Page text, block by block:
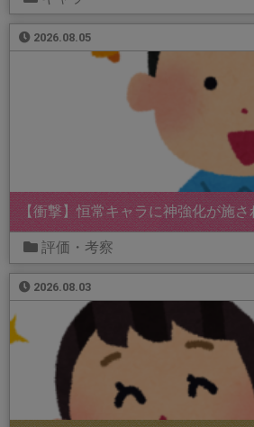
2026.08.05
【衝撃】恒常キャラに神強化が施
評価・考察
2026.08.03